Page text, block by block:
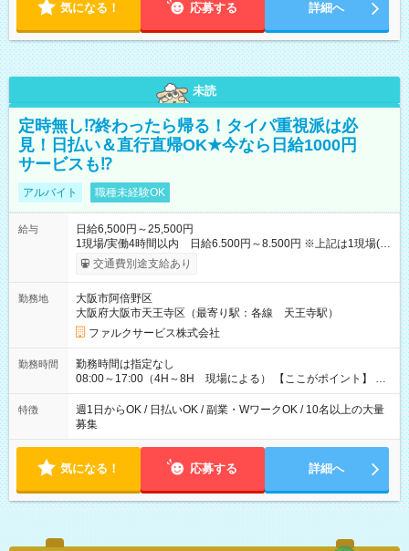
気になる！ 応募する 詳細へ
未読
定時無し⁉終わったら帰る！タイパ重視派は必
見！日払い＆直行直帰OK★今なら日給1000円
サービスも⁉
アルバイト 職種未経験OK
給与
日給6,500円～25,500円
1現場/実働4時間以内 日給6.500円～8.500円 ※上記は1現場(実
働4時間以内)あたりの給与です ※基本は1日あたり2現場(実働8
時間以内)をお任せします。その場合の支給額は日給1,3000円で
～」ですが、今なら初出勤をした人は採用祝いで【日給+1.000
円】のボーナスが！★（その他待遇に変更ありません） 現場に
よっては早く終わることもあり！ その場合も給与金額は変わり
ません！ ≪給与例≫ ・週1日勤務 ㈪～㈮は本業のため㈯のみ
1現場/6.500×2現場＝日給13.000円×4日 ＝月給52.000円 ・週6
日でレギュラー勤務(勤続1年) 1現場/7.200×2現場＝日給14.400
る」などをして月に40万以上を稼ぐ人も☆ ◆支払い方法：日払
い・週払い・月3回払いが選択可能 【試用期間】試用期間なし
交通費別途支給あり
勤務地
大阪市阿倍野区
大阪府大阪市天王寺区（最寄り駅：各線 天王寺駅）
ファルクサービス株式会社
勤務時間
勤務時間は指定なし
08:00～17:00（4H～8H 現場による） 【ここがポイント】 ◆
給与の日給保障あり！ 「4時間の現場」が「1時間」で終わった
時も給料変わらず！ 「4時間の現場」のお給料をお支払いします
♪ 1日にたくさんの現場をこなせば、高収入を実現可能！
特徴
週1日からOK / 日払いOK / 副業・WワークOK / 10名以上の大量
募集
気になる！ 応募する 詳細へ